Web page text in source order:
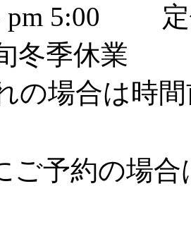
- pm 5:00
冬季休業
の場合は時
ご予約の場合